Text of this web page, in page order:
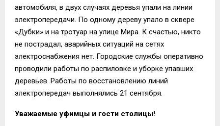
автомобиля, в двух случаях деревья упали на линии
электропередачи. По одному дереву упало в сквере
«Дубки» и на тротуар на улице Мира. К счастью, никто
не пострадал, аварийных ситуаций на сетях
электроснабжения нет. Городские службы оперативно
проводили работы по распиловке и уборке упавших
деревьев. Работы по восстановлению линий
электропередач выполнялись 21 сентября.
Уважаемые уфимцы и гости столицы!